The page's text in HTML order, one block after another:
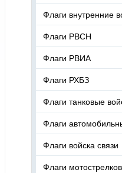
Флаги внутренние
Флаги РВСН
Флаги РВИА
Флаги РХБЗ
Флаги танковые
Флаги
Флаги войска связи
Флаги